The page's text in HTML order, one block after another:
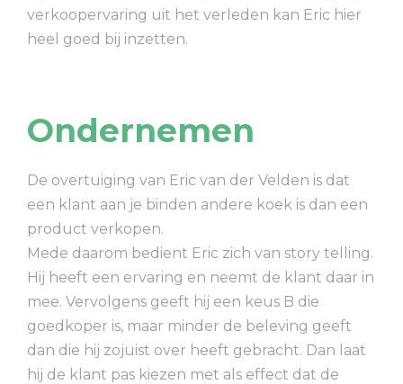
verkoopervaring uit het verleden kan Eric hier
heel goed bij inzetten.
Ondernemen
De overtuiging van Eric van der Velden is dat
een klant aan je binden andere koek is dan een
product verkopen.
Mede daarom bedient Eric zich van story telling.
Hij heeft een ervaring en neemt de klant daar in
mee. Vervolgens geeft hij een keus B die
goedkoper is, maar minder de beleving geeft
dan die hij zojuist over heeft gebracht. Dan laat
hij de klant pas kiezen met als effect dat de